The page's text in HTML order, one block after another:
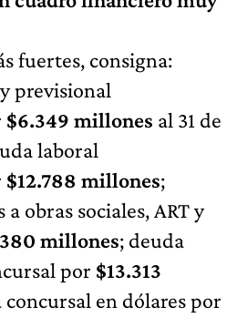
fuertes, consigna:
previsional
$6.349 millones al 31 de
laboral
$12.788 millones;
obras sociales, ART y
millones; deuda
por $13.313
concursal en dólares por